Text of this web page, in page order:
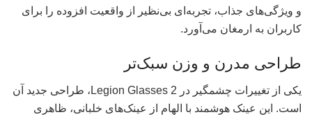
و ویژگی‌های جذاب، تجربه‌ای بی‌نظیر از واقعیت افزوده را برای
کاربران به ارمغان می‌آورد.
طراحی مدرن و وزن سبک‌تر
یکی از تغییرات چشمگیر در Legion Glasses 2، طراحی جدید آن
است. این عینک هوشمند با الهام از عینک‌های خلبانی، ظاهری